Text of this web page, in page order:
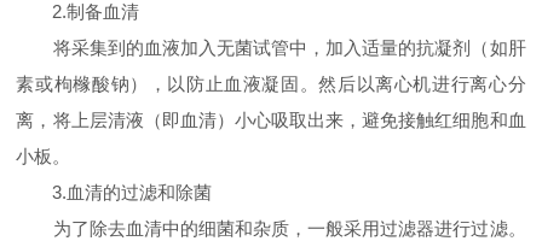
2.制备血清
将采集到的血液加入无菌试管中，加入适量的抗凝剂（如肝
素或枸橼酸钠），以防止血液凝固。然后以离心机进行离心分
离，将上层清液（即血清）小心吸取出来，避免接触红细胞和血
小板。
3.血清的过滤和除菌
为了除去血清中的细菌和杂质，一般采用过滤器进行过滤。